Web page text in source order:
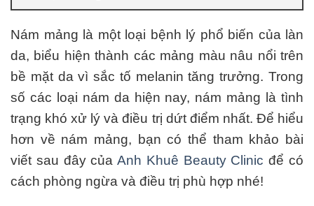
Nám mảng là một loại bệnh lý phổ biến của làn
da, biểu hiện thành các mảng màu nâu nổi trên
bề mặt da vì sắc tố melanin tăng trưởng. Trong
số các loại nám da hiện nay, nám mảng là tình
trạng khó xử lý và điều trị dứt điểm nhất. Để hiểu
hơn về nám mảng, bạn có thể tham khảo bài
viết sau đây củaAnh Khuê Beauty Clinic để có
cách phòng ngừa và điều trị phù hợp nhé!